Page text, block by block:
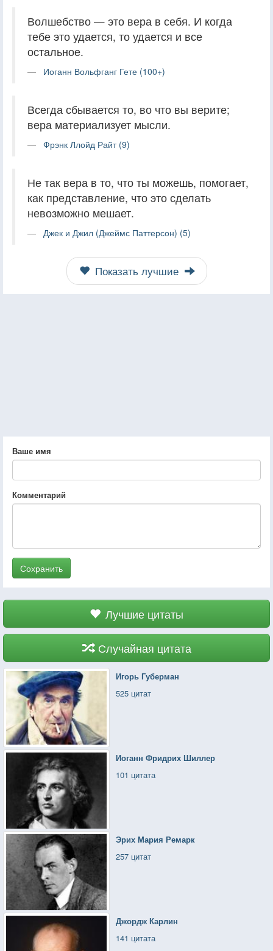
Волшебство — это вера в себя. И когда
тебе это удается, то удается и все
остальное.
Иоганн Вольфганг Гете (100+)
Всегда сбывается то, во что вы верите;
вера материализует мысли.
Фрэнк Ллойд Райт (9)
Не так вера в то, что ты можешь, помогает,
как представление, что это сделать
невозможно мешает.
Джек и Джил (Джеймс Паттерсон) (5)
Показать лучшие
Ваше имя
Комментарий
Сохранить
Лучшие цитаты
Случайная цитата
Игорь Губерман
525 цитат
Иоганн Фридрих Шиллер
101 цитата
Эрих Мария Ремарк
257 цитат
Джордж Карлин
141 цитата